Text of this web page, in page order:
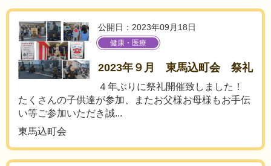
公開日：2023年09月18日
健康・医療
2023年９月 東馬込町会 祭礼
４年ぶりに祭礼開催致しました！
たくさんの子供達が参加、またお父様お母様もお手伝
い等ご参加いただき誠...
東馬込町会